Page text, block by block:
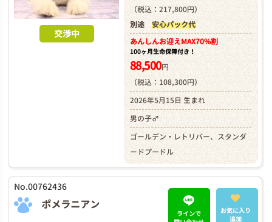
交渉中
（税込：217,800円）
別途 安心パック代
あんしんお迎えMAX70%割
100ヶ月生命保障付き！
88,500円
（税込：108,300円）
2026年5月15日 生まれ
男の子♂
ゴールデン・レトリバー、スタンダ
ードプードル
No.00762436
ポメラニアン
ラインで
お気に入り
追加